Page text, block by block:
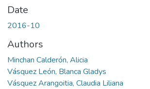
Date
2016-10
Authors
Minchan Calderón, Alicia
Vásquez León, Blanca Gladys
Vásquez Arangoitia, Claudia Liliana